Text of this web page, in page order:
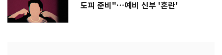
도피 준비"…예비 신부 '혼란'